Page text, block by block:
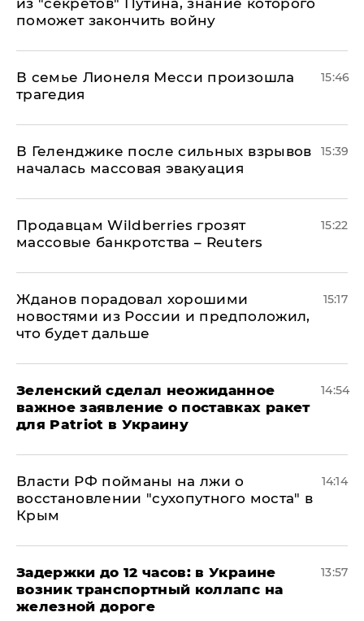
из "секретов" Путина, знание которого
поможет закончить войну
В семье Лионеля Месси произошла
трагедия
15:46
В Геленджике после сильных взрывов
началась массовая эвакуация
15:39
Продавцам Wildberries грозят
массовые банкротства – Reuters
15:22
Жданов порадовал хорошими
новостями из России и предположил,
что будет дальше
15:17
Зеленский сделал неожиданное
важное заявление о поставках ракет
для Patriot в Украину
14:54
Власти РФ пойманы на лжи о
восстановлении "сухопутного моста" в
Крым
14:14
Задержки до 12 часов: в Украине
возник транспортный коллапс на
железной дороге
13:57